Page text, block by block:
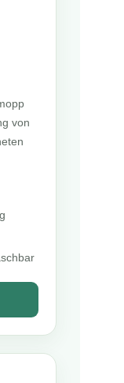
von